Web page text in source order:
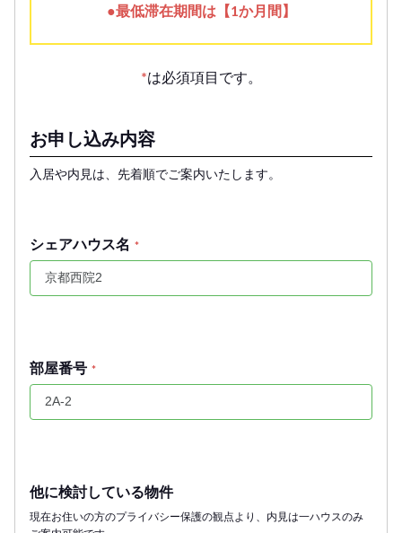
●最低滞在期間は【1か月間】
*は必須項目です。
お申し込み内容
入居や内見は、先着順でご案内いたします。
シェアハウス名 *
部屋番号 *
他に検討している物件
現在お住いの方のプライバシー保護の観点より、内見は一ハウスのみ